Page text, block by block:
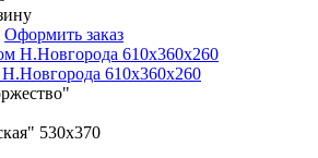
Оформить заказ
610х360х260
530х370